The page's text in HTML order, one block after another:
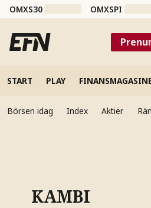
OMXS30 OMXSPI
START PLAY
Börsen idag Index Aktier
KAMBI